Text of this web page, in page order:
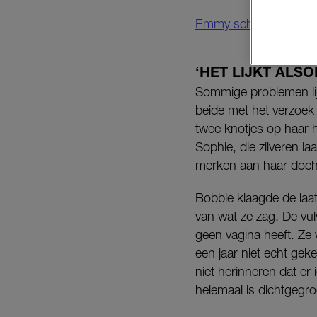
Emmy schrijft columns
‘HET LIJKT
Sommige problemen
beide met het
twee knotjes op haar
Sophie, die zilveren
merken aan haar
Bobbie klaagde de
van wat ze zag. De
geen vagina heeft.
een jaar niet echt
niet herinneren dat er
helemaal is